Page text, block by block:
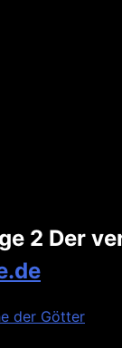
2 Der
der Götter